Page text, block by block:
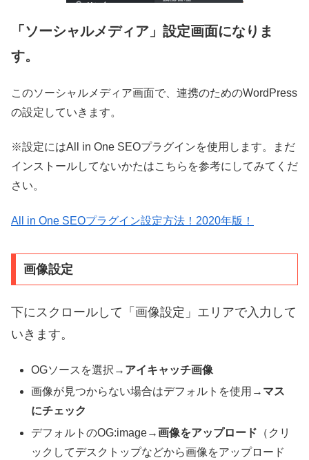
「ソーシャルメディア」設定画面になりま
す。
このソーシャルメディア画面で、連携のためのWordPress
の設定していきます。
※設定にはAll in One SEOプラグインを使用します。まだ
インストールしてないかたはこちらを参考にしてみてくだ
さい。
All in One SEOプラグイン設定方法！2020年版！
画像設定
下にスクロールして「画像設定」エリアで入力して
いきます。
OGソースを選択→ アイキャッチ画像
画像が見つからない場合はデフォルトを使用→ マス
にチェック
デフォルトのOG:image→画像をアップロード （クリ
ックしてデスクトップなどから画像をアップロード